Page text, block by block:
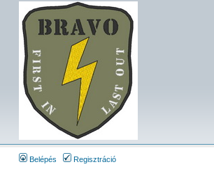
Belépés Regisztráció